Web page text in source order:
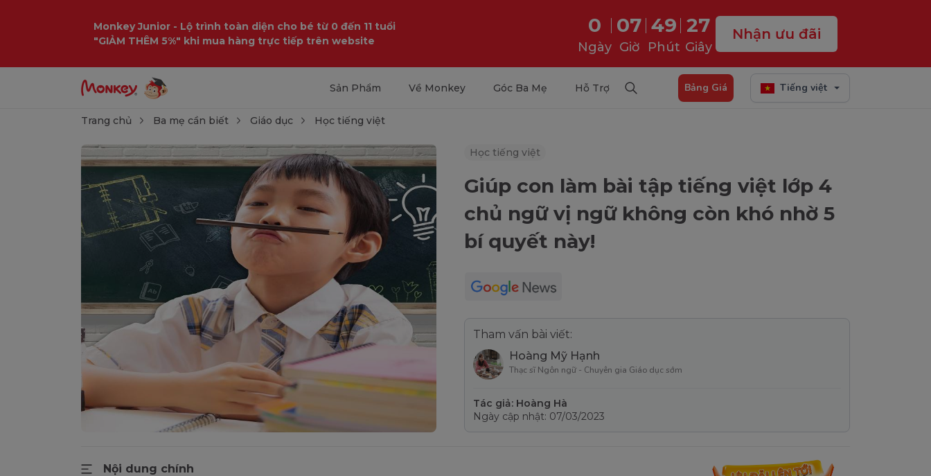
Monkey Junior - Lộ trình toàn diện cho bé từ 0 đến 11 tuổi
"GIẢM THÊM 5%" khi mua hàng trực tiếp trên website
0
Ngày
07
Giờ
49
Phút
26
Giây
Nhận ưu đãi
Sản Phẩm Về Monkey Góc Ba Mẹ Hỗ Trợ Bảng Giá Tiếng việt
Trang chủ Ba mẹ cần biết Giáo dục Học tiếng việt
Học tiếng việt
Giúp con làm bài tập tiếng việt lớp 4
chủ ngữ vị ngữ không còn khó nhờ 5
bí quyết này!
Tham vấn bài viết:
Hoàng Mỹ Hạnh
Thạc sĩ Ngôn ngữ - Chuyên gia Giáo dục sớm
Tác giả: Hoàng Hà
Ngày cập nhật: 07/03/2023
Nội dung chính